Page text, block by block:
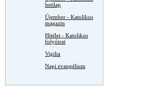
hetilap
Újember - Katolikus
magazin
Hitélet - Katolikus
folyóirat
Vigilia
Napi evangélium